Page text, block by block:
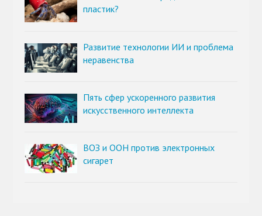
пластик?
Развитие технологии ИИ и проблема
неравенства
Пять сфер ускоренного развития
искусственного интеллекта
ВОЗ и ООН против электронных
сигарет